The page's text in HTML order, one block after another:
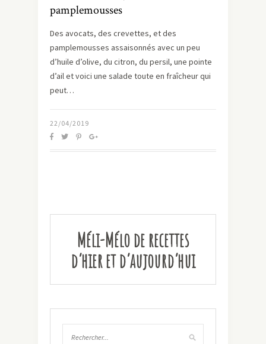
pamplemousses
Des avocats, des crevettes, et des
pamplemousses assaisonnés avec un peu
d’huile d’olive, du citron, du persil, une pointe
d’ail et voici une salade toute en fraîcheur qui
peut…
22/04/2019
Méli-Mélo de recettes
d’hier et d’aujourd’hui